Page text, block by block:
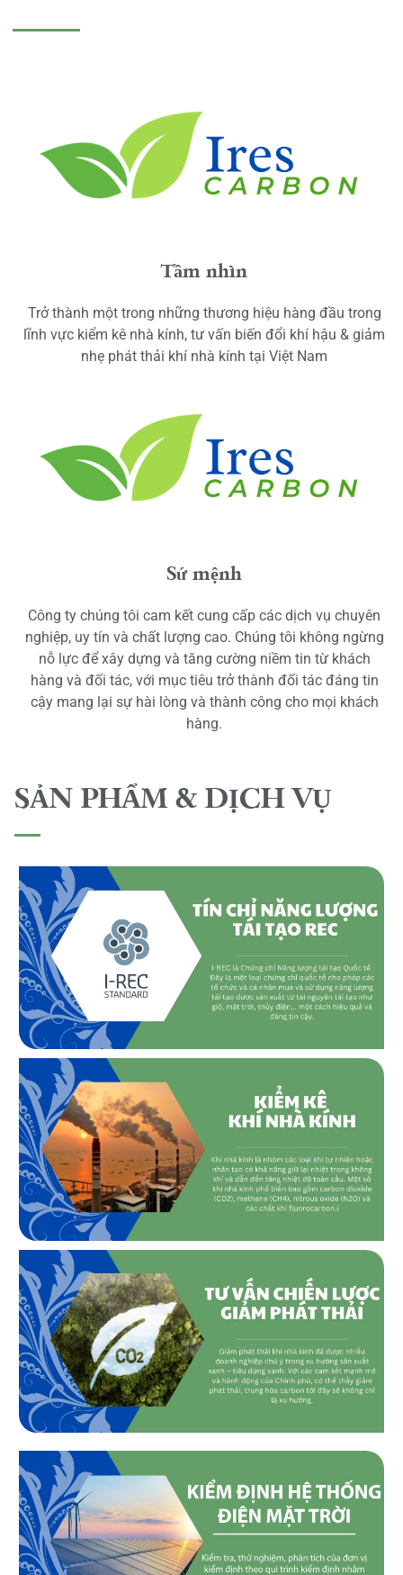
Tầm nhìn
Trở thành một trong những thương hiệu hàng đầu trong
lĩnh vực kiểm kê nhà kính, tư vấn biến đổi khí hậu & giảm
nhẹ phát thải khí nhà kính tại Việt Nam
Sứ mệnh
Công ty chúng tôi cam kết cung cấp các dịch vụ chuyên
nghiệp, uy tín và chất lượng cao. Chúng tôi không ngừng
nỗ lực để xây dựng và tăng cường niềm tin từ khách
hàng và đối tác, với mục tiêu trở thành đối tác đáng tin
cậy mang lại sự hài lòng và thành công cho mọi khách
hàng.
SẢN PHẨM & DỊCH VỤ